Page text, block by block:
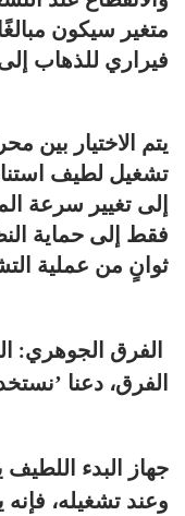
متغير سيكون
فيراري للذهاب إلى
تشغيل لطيف
إلى تغيير سرعة
ثوانٍ من عملية
الفرق الجوهري:
الفرق، دعنا ’
جهاز البدء
وعند تشغيله،